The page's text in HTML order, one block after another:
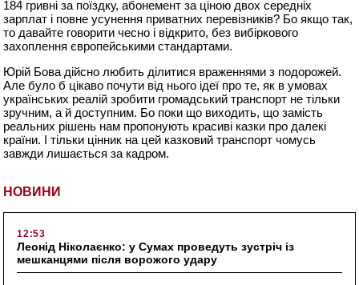
НОВИНИ
12:53
Леонід Ніколаєнко: у Сумах проведуть зустріч із
мешканцями після ворожого удару
184 гривні за поїздку, абонемент за ціною двох середніх
зарплат і повне усунення приватних перевізників? Бо якщо так,
то давайте говорити чесно і відкрито, без вибіркового
захоплення європейськими стандартами.
Юрій Бова дійсно любить ділитися враженнями з подорожей.
Але було б цікаво почути від нього ідеї про те, як в умовах
українських реалій зробити громадський транспорт не тільки
зручним, а й доступним. Бо поки що виходить, що замість
реальних рішень нам пропонують красиві казки про далекі
країни. І тільки цінник на цей казковий транспорт чомусь
завжди лишається за кадром.